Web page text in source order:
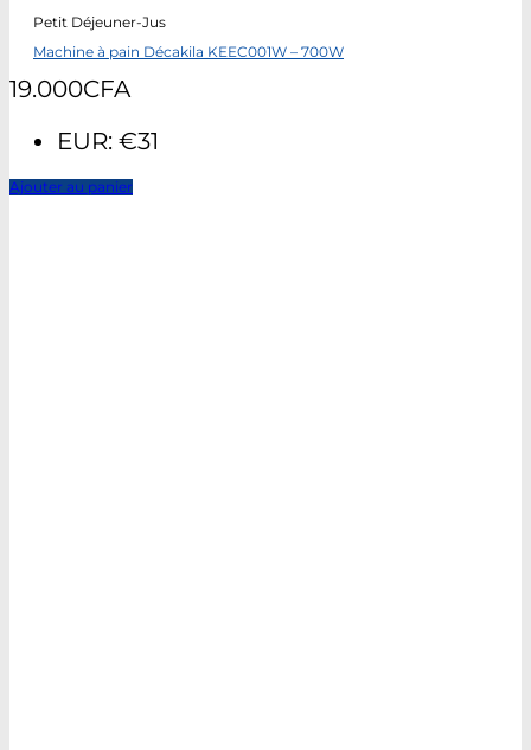
Petit Déjeuner-Jus
Machine à pain Décakila KEEC001W – 700W
19.000CFA
EUR: €31
Ajouter au panier